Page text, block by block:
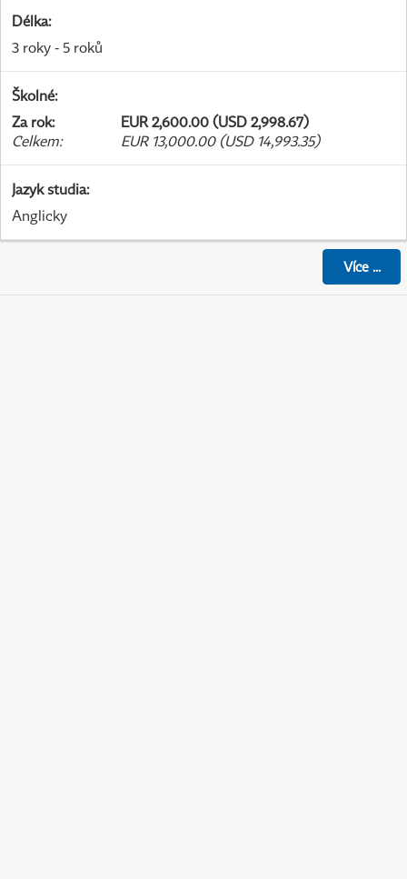
Délka:
3 roky - 5 roků
Školné:
Za rok:
EUR 2,600.00 (USD 2,998.67)
Celkem: EUR 13,000.00 (USD 14,993.35)
Jazyk studia:
Anglicky
Více...